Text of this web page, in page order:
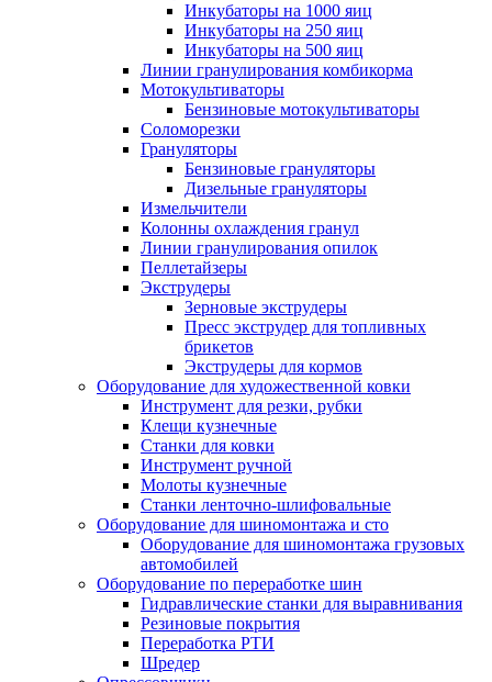
Инкубаторы на 1000 яиц
Инкубаторы на 250 яиц
Инкубаторы на 500 яиц
Линии гранулирования комбикорма
Мотокультиваторы
Бензиновые мотокультиваторы
Соломорезки
Грануляторы
Бензиновые грануляторы
Дизельные грануляторы
Измельчители
Колонны охлаждения гранул
Линии гранулирования опилок
Пеллетайзеры
Экструдеры
Зерновые экструдеры
Пресс экструдер для топливных
брикетов
Экструдеры для кормов
Оборудование для художественной ковки
Инструмент для резки, рубки
Клещи кузнечные
Станки для ковки
Инструмент ручной
Молоты кузнечные
Станки ленточно-шлифовальные
Оборудование для шиномонтажа и сто
Оборудование для шиномонтажа грузовых
автомобилей
Оборудование по переработке шин
Гидравлические станки для выравнивания
Резиновые покрытия
Переработка РТИ
Шредер